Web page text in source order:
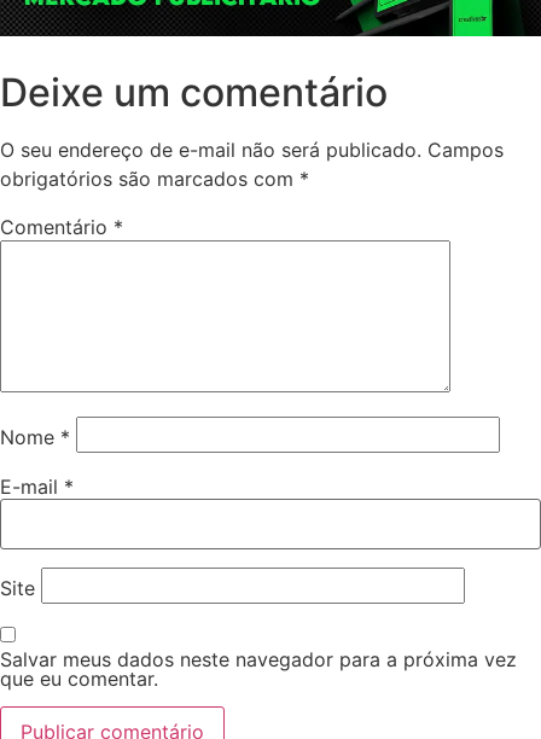
Deixe um comentário
O seu endereço de e-mail não será publicado. Campos
obrigatórios são marcados com *
Comentário *
Nome *
E-mail *
Site
Salvar meus dados neste navegador para a próxima vez
que eu comentar.